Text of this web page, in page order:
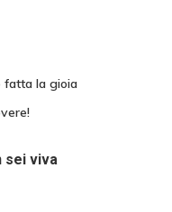
fatta la gioia
sei viva